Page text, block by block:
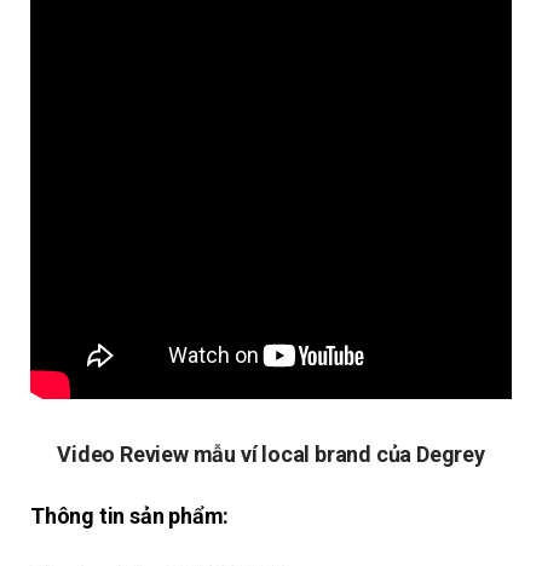
Video Review mẫu ví local brand của Degrey
Thông tin sản phẩm: